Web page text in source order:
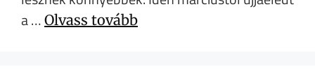
a … Olvass tovább